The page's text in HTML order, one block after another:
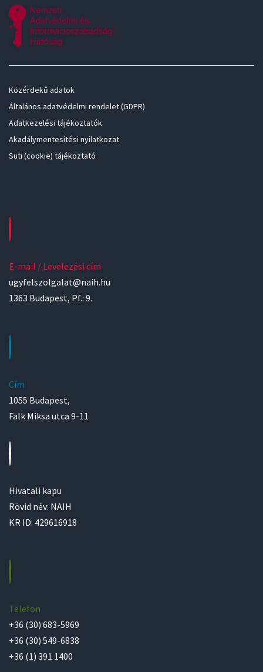
Közérdekű adatok
Általános adatvédelmi rendelet (GDPR)
Adatkezelési tájékoztatók
Akadálymentesítési nyilatkozat
Süti (cookie) tájékoztató
E-mail / Levelezési cím
ugyfelszolgalat@naih.hu
1363 Budapest, Pf.: 9.
Cím
1055 Budapest,
Falk Miksa utca 9-11
Hivatali kapu
Rövid név: NAIH
KR ID: 429616918
Telefon
+36 (30) 683-5969
+36 (30) 549-6838
+36 (1) 391 1400